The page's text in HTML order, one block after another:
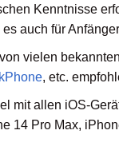
Kenntnisse
auch für
vielen
, etc.
mit allen iOS-
14 Pro Max,